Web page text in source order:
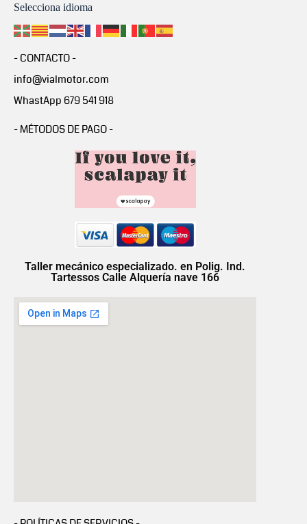
Selecciona idioma
- CONTACTO -
info@vialmotor.com
WhastApp 679 541 918
- MÉTODOS DE PAGO -
Taller mecánico especializado. en Polig. Ind.
Tartessos Calle Alquería nave 166